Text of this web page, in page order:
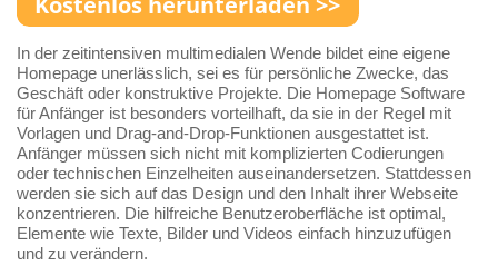
In der zeitintensiven multimedialen Wende bildet eine eigene
Homepage unerlässlich, sei es für persönliche Zwecke, das
Geschäft oder konstruktive Projekte. Die Homepage Software
für Anfänger ist besonders vorteilhaft, da sie in der Regel mit
Vorlagen und Drag-and-Drop-Funktionen ausgestattet ist.
Anfänger müssen sich nicht mit komplizierten Codierungen
oder technischen Einzelheiten auseinandersetzen. Stattdessen
werden sie sich auf das Design und den Inhalt ihrer Webseite
konzentrieren. Die hilfreiche Benutzeroberfläche ist optimal,
Elemente wie Texte, Bilder und Videos einfach hinzuzufügen
und zu verändern.